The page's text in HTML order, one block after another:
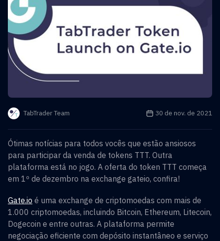
TabTrader Team A data de publicação é
30 de nov. de 2021
Ótimas notícias para todos vocês que estão ansiosos
para participar da venda de tokens TTT. Outra
plataforma está no jogo. A oferta do token TTT começa
em 1º de dezembro na exchange gateio, confira!
Gate.io é uma exchange de criptomoedas com mais de
1.000 criptomoedas, incluindo Bitcoin, Ethereum, Litecoin,
Dogecoin e entre outras. A plataforma permite
negociação eficiente com depósito instantâneo e serviço